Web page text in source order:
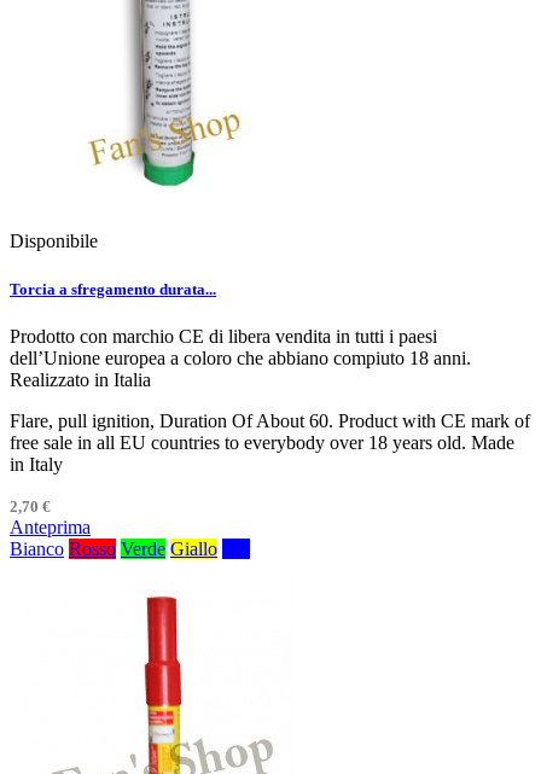
Disponibile
Torcia a sfregamento durata...
Prodotto con marchio CE di libera vendita in tutti i paesi
dell’Unione europea a coloro che abbiano compiuto 18 anni.
Realizzato in Italia
Flare, pull ignition, Duration Of About 60. Product with CE mark of
free sale in all EU countries to everybody over 18 years old. Made
in Italy
2,70 €
Anteprima
Bianco Rosso Verde Giallo